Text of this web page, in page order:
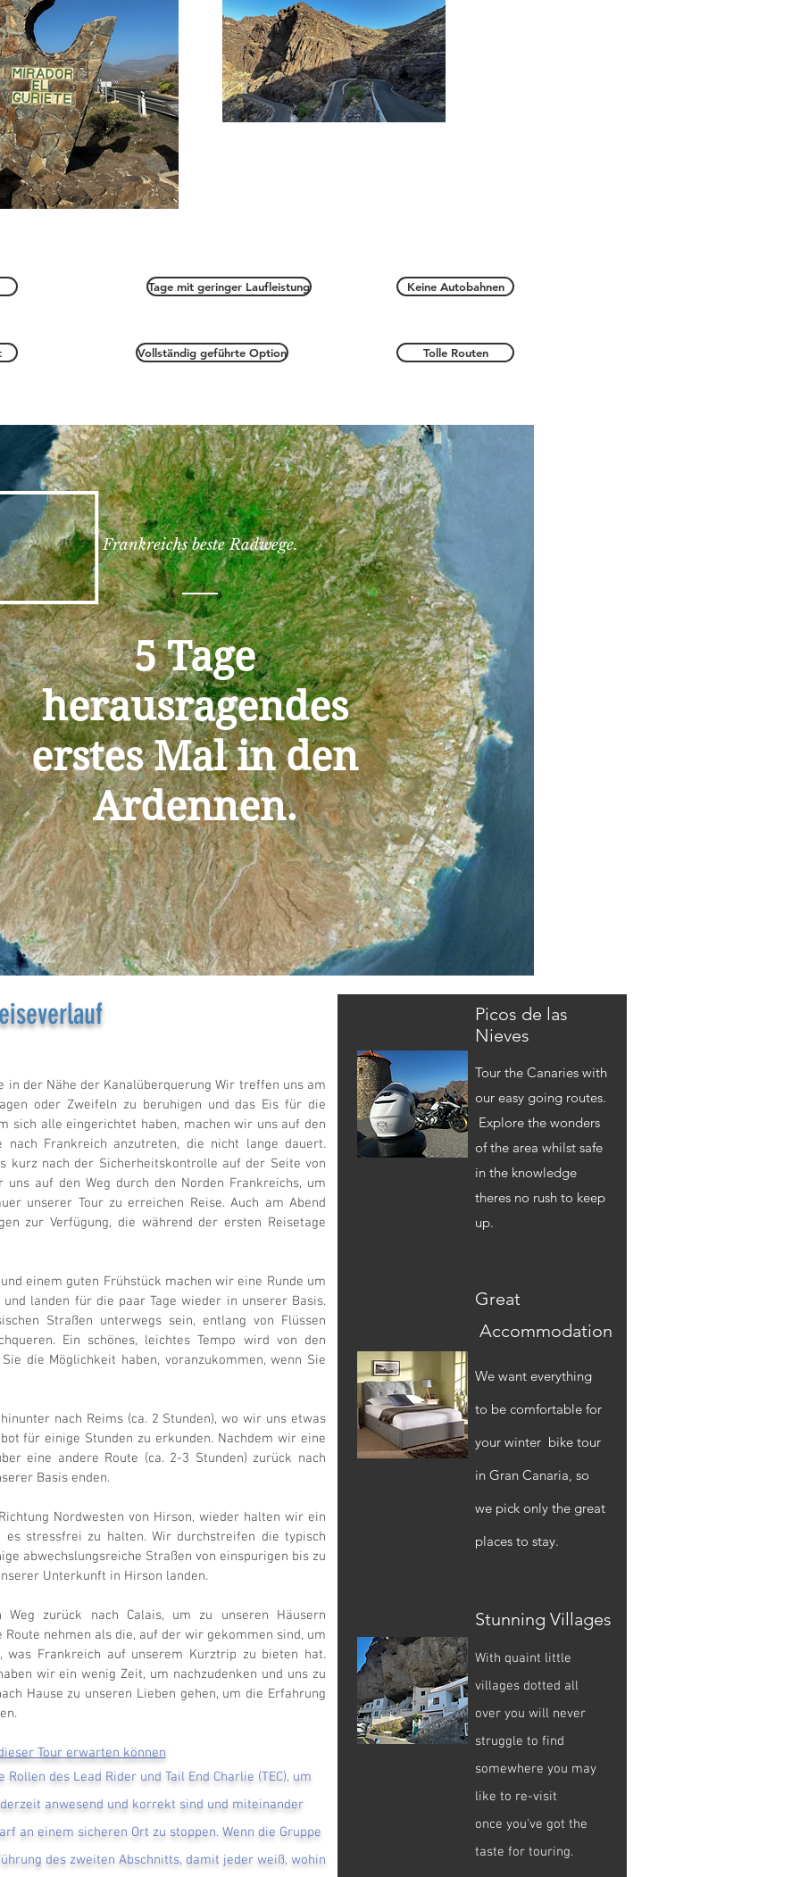
Tage mit geringer Laufleistung
Vollständig geführte Option
Keine Autobahnen
Tolle Routen
5 Tage
herausragendes
erstes Mal in den
Ardennen.
Frankreichs beste Radwege.
der Nähe der Kanalüberquerung Wir treffen uns am
oder Zweifeln zu beruhigen und das Eis für die
sich alle eingerichtet haben, machen wir uns auf den
nach Frankreich anzutreten, die nicht lange dauert.
kurz nach der Sicherheitskontrolle auf der Seite von
auf den Weg durch den Norden Frankreichs, um
unserer Tour zu erreichen Reise. Auch am Abend
zur Verfügung, die während der ersten Reisetage
einem guten Frühstück machen wir eine Runde um
landen für die paar Tage wieder in unserer Basis.
Straßen unterwegs sein, entlang von Flüssen
Ein schönes, leichtes Tempo wird von den
die Möglichkeit haben, voranzukommen, wenn Sie
nach Reims (ca. 2 Stunden), wo wir uns etwas
für einige Stunden zu erkunden. Nachdem wir eine
eine andere Route (ca. 2-3 Stunden) zurück nach
Basis enden.
Nordwesten von Hirson, wieder halten wir ein
es stressfrei zu halten. Wir durchstreifen die typisch
abwechslungsreiche Straßen von einspurigen bis zu
Unterkunft in Hirson landen.
zurück nach Calais, um zu unseren Häusern
nehmen als die, auf der wir gekommen sind, um
Frankreich auf unserem Kurztrip zu bieten hat.
wir ein wenig Zeit, um nachzudenken und uns zu
Hause zu unseren Lieben gehen, um die Erfahrung
Tour erwarten können
des Lead Rider und Tail End Charlie (TEC), um
anwesend und korrekt sind und miteinander
an einem sicheren Ort zu stoppen. Wenn die Gruppe
des zweiten Abschnitts, damit jeder weiß, wohin
Picos de las
Nieves
Tour the Canaries with
our easy going routes.
Explore the wonders
of the area whilst safe
in the knowledge
theres no rush to keep
up.
Great
Accommodation
We want everything
to be comfortable for
your winter bike tour
in Gran Canaria, so
we pick only the great
places to stay.
Stunning Villages
With quaint little
villages dotted all
over you will never
struggle to find
somewhere you may
like to re-visit
once you've got the
taste for touring.